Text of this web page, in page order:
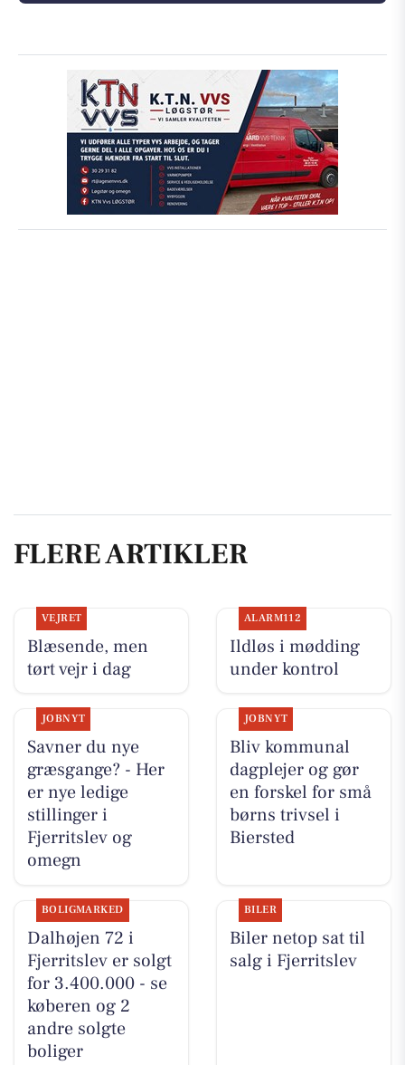
FLERE ARTIKLER
VEJRET
Blæsende, men
tørt vejr i dag
ALARM112
Ildløs i mødding
under kontrol
JOBNYT
Savner du nye
græsgange? - Her
er nye ledige
stillinger i
Fjerritslev og
omegn
JOBNYT
Bliv kommunal
dagplejer og gør
en forskel for små
børns trivsel i
Biersted
BOLIGMARKED
Dalhøjen 72 i
Fjerritslev er solgt
for 3.400.000 - se
køberen og 2
andre solgte
boliger
BILER
Biler netop sat til
salg i Fjerritslev